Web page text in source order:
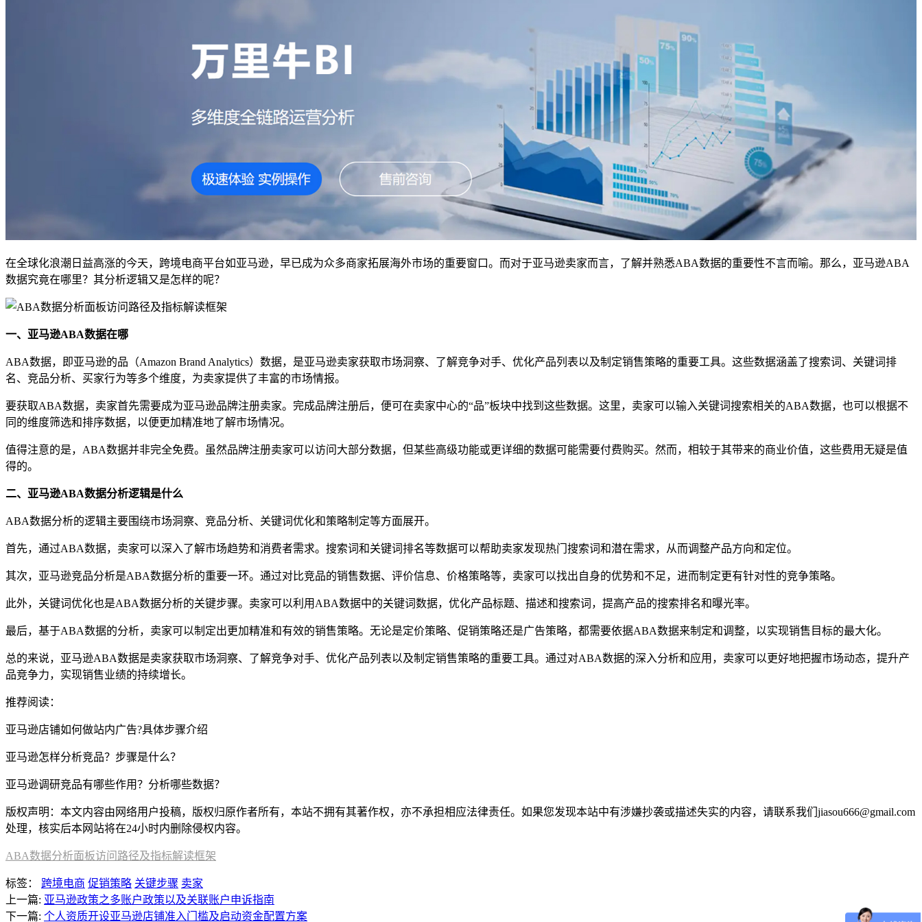
在全球化浪潮日益高涨的今天，跨境电商平台如亚马逊，早已成为众多商家拓展海外市场的重要窗口。而对于亚马逊卖家而言，了解并熟悉ABA数据的重要性不言而喻。那么，亚马逊ABA
数据究竟在哪里？其分析逻辑又是怎样的呢？
一、亚马逊ABA数据在哪
ABA数据，即亚马逊的品（Amazon Brand Analytics）数据，是亚马逊卖家获取市场洞察、了解竞争对手、优化产品列表以及制定销售策略的重要工具。这些数据涵盖了搜索词、关键词排
名、竞品分析、买家行为等多个维度，为卖家提供了丰富的市场情报。
要获取ABA数据，卖家首先需要成为亚马逊品牌注册卖家。完成品牌注册后，便可在卖家中心的“品”板块中找到这些数据。这里，卖家可以输入关键词搜索相关的ABA数据，也可以根据不
同的维度筛选和排序数据，以便更加精准地了解市场情况。
值得注意的是，ABA数据并非完全免费。虽然品牌注册卖家可以访问大部分数据，但某些高级功能或更详细的数据可能需要付费购买。然而，相较于其带来的商业价值，这些费用无疑是值
得的。
二、亚马逊ABA数据分析逻辑是什么
ABA数据分析的逻辑主要围绕市场洞察、竞品分析、关键词优化和策略制定等方面展开。
首先，通过ABA数据，卖家可以深入了解市场趋势和消费者需求。搜索词和关键词排名等数据可以帮助卖家发现热门搜索词和潜在需求，从而调整产品方向和定位。
其次，亚马逊竞品分析是ABA数据分析的重要一环。通过对比竞品的销售数据、评价信息、价格策略等，卖家可以找出自身的优势和不足，进而制定更有针对性的竞争策略。
此外，关键词优化也是ABA数据分析的关键步骤。卖家可以利用ABA数据中的关键词数据，优化产品标题、描述和搜索词，提高产品的搜索排名和曝光率。
最后，基于ABA数据的分析，卖家可以制定出更加精准和有效的销售策略。无论是定价策略、促销策略还是广告策略，都需要依据ABA数据来制定和调整，以实现销售目标的最大化。
总的来说，亚马逊ABA数据是卖家获取市场洞察、了解竞争对手、优化产品列表以及制定销售策略的重要工具。通过对ABA数据的深入分析和应用，卖家可以更好地把握市场动态，提升产
品竞争力，实现销售业绩的持续增长。
推荐阅读：
亚马逊店铺如何做站内广告?具体步骤介绍
亚马逊怎样分析竞品？步骤是什么？
亚马逊调研竞品有哪些作用？分析哪些数据？
版权声明：本文内容由网络用户投稿，版权归原作者所有，本站不拥有其著作权，亦不承担相应法律责任。如果您发现本站中有涉嫌抄袭或描述失实的内容，请联系我们jiasou666@gmail.com
处理，核实后本网站将在24小时内删除侵权内容。
ABA数据分析面板访问路径及指标解读框架
标签： 跨境电商 促销策略 关键步骤 卖家
上一篇: 亚马逊政策之多账户政策以及关联账户申诉指南
下一篇: 个人资质开设亚马逊店铺准入门槛及启动资金配置方案